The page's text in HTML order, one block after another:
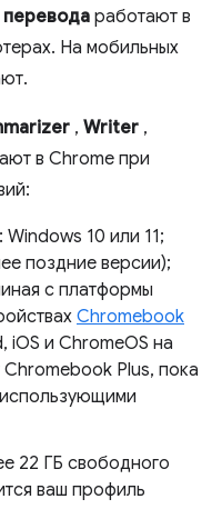
перевода работают в
На мобильных
, Writer ,
в Chrome при
: Windows 10 или 11;
поздние версии);
с платформы
Chromebook
iOS и ChromeOS на
Chromebook Plus, пока
22 ГБ свободного
ваш профиль